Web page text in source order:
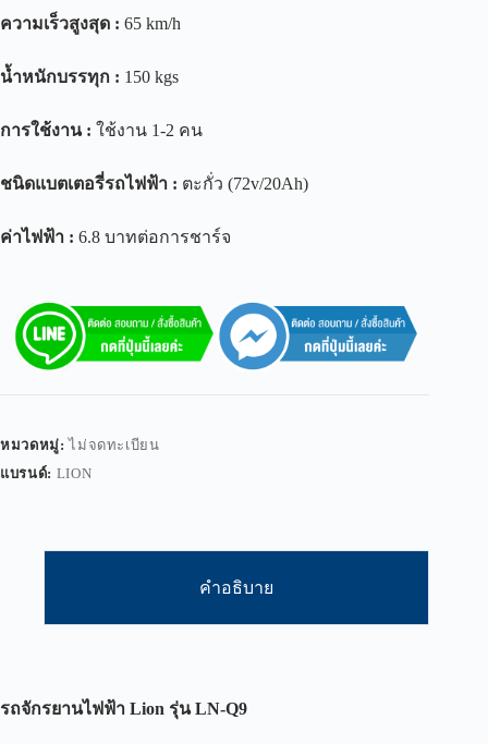
ความเร็วสูงสุด : 65 km/h
น้ำหนักบรรทุก : 150 kgs
การใช้งาน: ใช้งาน 1-2 คน
ชนิดแบตเตอรี่รถไฟฟ้า : ตะกั่ว (72v/20Ah)
ค่าไฟฟ้า : 6.8 บาทต่อการชาร์จ
หมวดหมู่:ไม่จดทะเบียน
แบรนด์: LION
คำอธิบาย
รถจักรยานไฟฟ้า Lion รุ่น LN-Q9